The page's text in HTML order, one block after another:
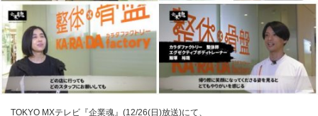
TOKYO MXテレビ『企業魂』(12/26(日)放送)にて、